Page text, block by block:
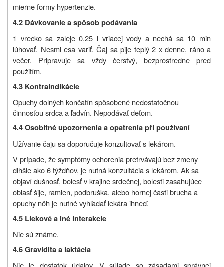
mierne formy hypertenzie.
4.2 Dávkovanie a spôsob podávania
1 vrecko sa zaleje 0,25 l vriacej vody a nechá sa 10 min
lúhovať. Nesmi esa variť. Čaj sa pije teplý 2 x denne, ráno a
večer. Pripravuje sa vždy čerstvý, bezprostredne pred
použitím.
4.3 Kontraindikácie
Opuchy dolných končatín spôsobené nedostatočnou
činnosťou srdca a ľadvín. Nepodávať deťom.
4.4 Osobitné upozornenia a opatrenia při používaní
Užívanie čaju sa doporučuje konzultovať s lekárom.
V prípade, že symptómy ochorenia pretrvávajú bez zmeny
dlhšie ako 6 týždňov, je nutná konzultácia s lekárom. Ak sa
objaví dušnosť, bolesť v krajine srdečnej, bolesti zasahujúce
oblasť šije, ramien, podbruška, alebo hornej časti brucha a
opuchy nôh je nutné vyhľadať lekára ihneď.
4.5 Liekové a iné interakcie
Nie sú známe.
4.6 Gravidita a laktácia